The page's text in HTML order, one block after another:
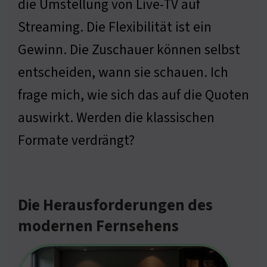
die Umstellung von Live-TV auf
Streaming. Die Flexibilität ist ein
Gewinn. Die Zuschauer können selbst
entscheiden, wann sie schauen. Ich
frage mich, wie sich das auf die Quoten
auswirkt. Werden die klassischen
Formate verdrängt?
Die Herausforderungen des
modernen Fernsehens